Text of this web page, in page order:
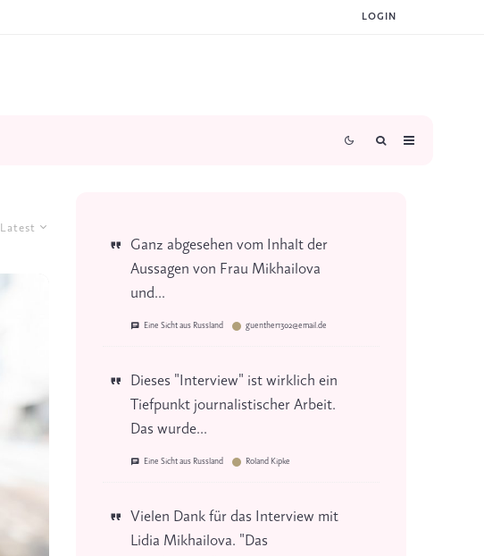
LOGIN
Latest
Ganz abgesehen vom Inhalt der
Aussagen von Frau Mikhailova
und...
Eine Sicht aus Russland guenther1302@email.de
Dieses "Interview" ist wirklich ein
Tiefpunkt journalistischer Arbeit.
Das wurde...
Eine Sicht aus Russland Roland Kipke
Vielen Dank für das Interview mit
Lidia Mikhailova. "Das